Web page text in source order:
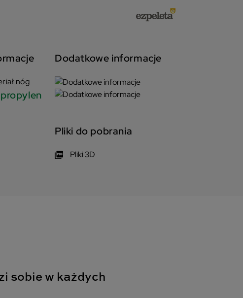
nóg
Dodatkowe informacje
Pliki do pobrania
Pliki 3D
sobie w każdych